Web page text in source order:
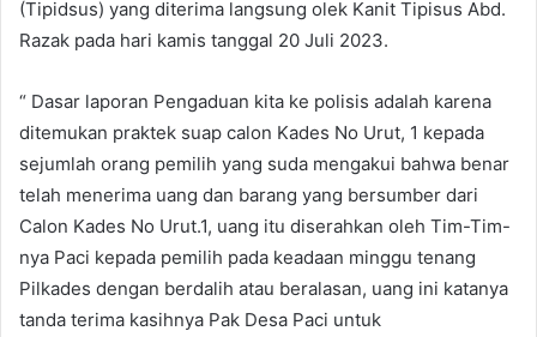
(Tipidsus) yang diterima langsung olek Kanit Tipisus Abd.
Razak pada hari kamis tanggal 20 Juli 2023.
“ Dasar laporan Pengaduan kita ke polisis adalah karena
ditemukan praktek suap calon Kades No Urut, 1 kepada
sejumlah orang pemilih yang suda mengakui bahwa benar
telah menerima uang dan barang yang bersumber dari
Calon Kades No Urut.1, uang itu diserahkan oleh Tim-Tim-
nya Paci kepada pemilih pada keadaan minggu tenang
Pilkades dengan berdalih atau beralasan, uang ini katanya
tanda terima kasihnya Pak Desa Paci untuk